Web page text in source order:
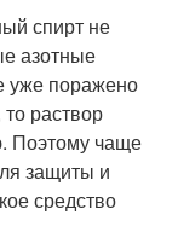
спирт не
азотные
уже поражено
раствор
Поэтому чаще
защиты и
средство